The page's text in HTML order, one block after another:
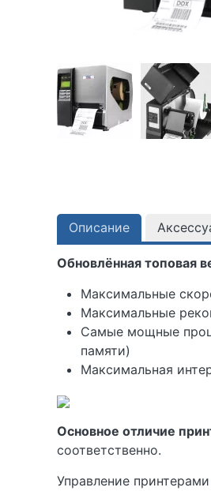
Описание
Обновлённая топовая
Максимальные
Максимальные
Самые мощные
памяти)
Максимальная
Основное отличие
соответственно.
Управление